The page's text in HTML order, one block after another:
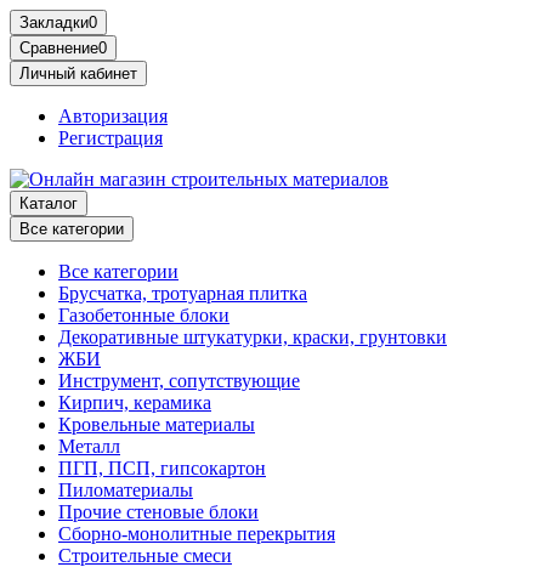
Закладки0
Сравнение0
Личный кабинет
Авторизация
Регистрация
Каталог
Все категории
Все категории
Брусчатка, тротуарная плитка
Газобетонные блоки
Декоративные штукатурки, краски, грунтовки
ЖБИ
Инструмент, сопутствующие
Кирпич, керамика
Кровельные материалы
Металл
ПГП, ПСП, гипсокартон
Пиломатериалы
Прочие стеновые блоки
Сборно-монолитные перекрытия
Строительные смеси